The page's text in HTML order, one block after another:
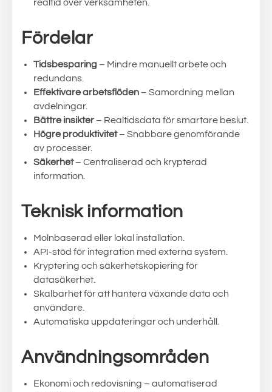
realtid över verksamheten.
Fördelar
Tidsbesparing – Mindre manuellt arbete och
redundans.
Effektivare arbetsflöden – Samordning mellan
avdelningar.
Bättre insikter – Realtidsdata för smartare beslut.
Högre produktivitet– Snabbare genomförande
av processer.
Säkerhet– Centraliserad och krypterad
information.
Teknisk information
Molnbaserad eller lokal installation.
API-stöd för integration med externa system.
Kryptering och säkerhetskopiering för
datasäkerhet.
Skalbarhet för att hantera växande data och
användare.
Automatiska uppdateringar och underhåll.
Användningsområden
Ekonomi och redovisning – automatiserad